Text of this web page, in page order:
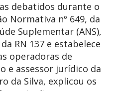
debatidos durante o
Normativa nº 649, da
Suplementar (ANS),
RN 137 e estabelece
operadoras de
e assessor jurídico da
da Silva, explicou os